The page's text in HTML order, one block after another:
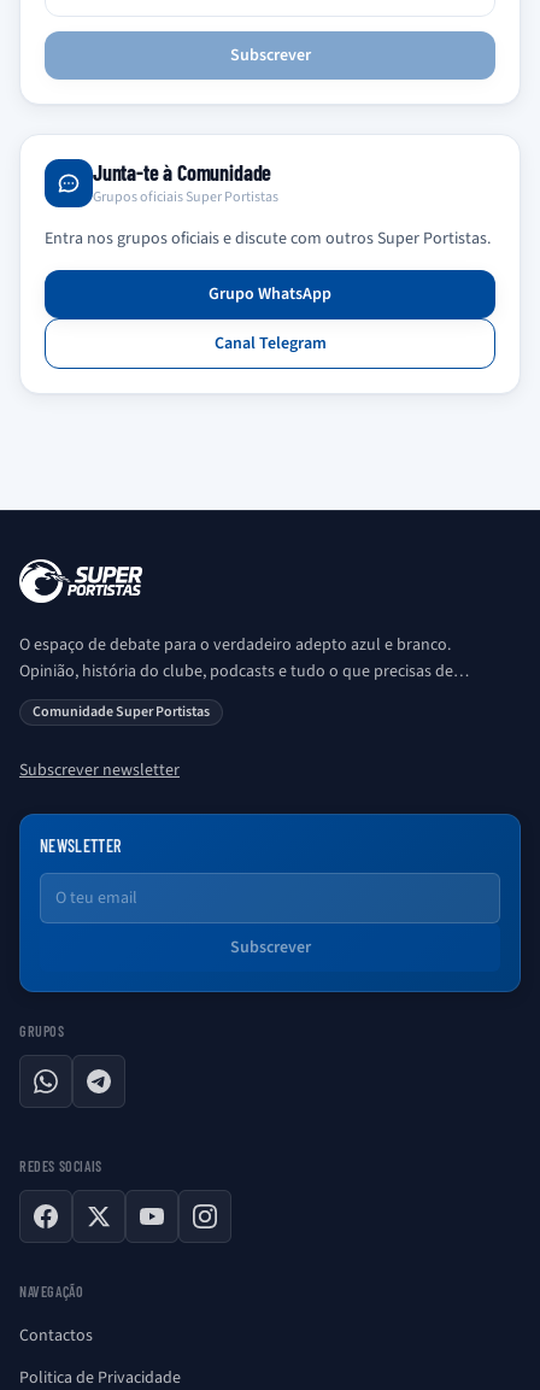
Subscrever
Junta-te à Comunidade
Grupos oficiais Super Portistas
Entra nos grupos oficiais e discute com outros Super Portistas.
Grupo WhatsApp
Canal Telegram
O espaço de debate para o verdadeiro adepto azul e branco.
Opinião, história do clube, podcasts e tudo o que precisas de
saber sobre o universo Porto. Ser Porto é aqui!
Comunidade Super Portistas
Subscrever newsletter
NEWSLETTER
Email
Subscrever
GRUPOS
WhatsAppTelegram
REDES SOCIAIS
Facebook
X YouTubeInstagram
NAVEGAÇÃO
Contactos
Politica de Privacidade